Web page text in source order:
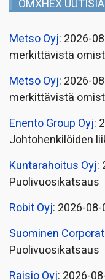
OMXHEX UUTISIA
Metso Oyj: 2026-
merkittävistä
Metso Oyj: 2026-
merkittävistä
Enento Group Oyj:
Johtohenkilöiden
Kuntarahoitus Oyj:
Puolivuosikatsaus
Robit Oyj: 2026-
Suominen
Puolivuosikatsaus
Raisio Oyj: 2026-